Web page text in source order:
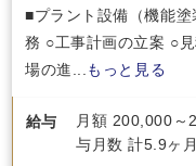
■プラント設備（機能
務 ○工事計画の立案 ○
場の進...
もっと見る
給与
月額 200,000
与月数 計5.9ヶ